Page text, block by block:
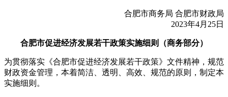
合肥市商务局 合肥市财政局
2023年4月25日
合肥市促进经济发展若干政策实施细则（商务部分）
为贯彻落实《合肥市促进经济发展若干政策》文件精神，规范
财政资金管理，本着简洁、透明、高效、规范的原则，制定本
实施细则。